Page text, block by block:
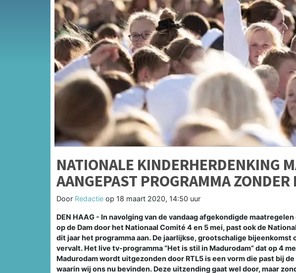
NATIONALE KINDERHERDENKING
AANGEPAST PROGRAMMA
Door Redactie op 18 maart 2020, 14:50 uur
DEN HAAG - In navolging van de vandaag afgekondigde
op de Dam door het Nationaal Comité 4 en 5 mei, past ook de
dit jaar het programma aan. De jaarlijkse, grootschalige bijeenkomst
vervalt. Het live tv-programma “Het is stil in Madurodam” dat op 4
Madurodam wordt uitgezonden door RTL5 is een vorm die past bij
waarin wij ons nu bevinden. Deze uitzending gaat wel door, maar